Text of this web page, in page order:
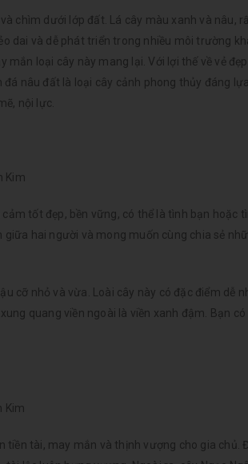
chìm dưới lớp đất. Lá cây màu xanh và nâu,
dai và dễ phát triển trong nhiều môi trường
loại cây này mang lại. Với lợi thế về vẻ
nâu đất là loại cây cảnh phong thủy đáng
nội lực.
Kim
tốt đẹp, bền vững, có thể là tình bạn hoặc
hai người và mong muốn cùng chia sẻ
cỡ nhỏ và vừa. Loài cây này có đặc điểm dễ
quang viền ngoài là viền xanh đậm. Bạn có
Kim
tiền tài, may mắn và thịnh vượng cho gia chủ.